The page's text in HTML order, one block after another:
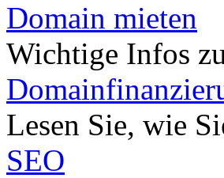
Domain mieten
Wichtige Infos
Lesen Sie, wie
SEO